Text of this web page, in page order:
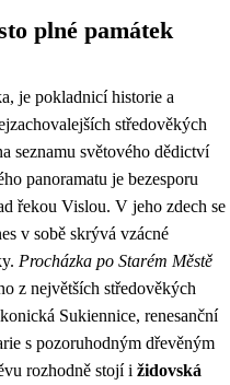
plné památek
je pokladnicí historie a
středověkých
seznamu světového dědictví
panoramatu je bezesporu
řekou Vislou. V jeho zdech se
v sobě skrývá vzácné
Procházka po Starém Městě
z největších středověkých
Sukiennice, renesanční
s pozoruhodným dřevěným
rozhodně stojí i židovská